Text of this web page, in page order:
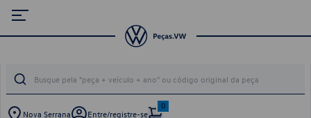
Nova Serrana Entre/registre-se
0